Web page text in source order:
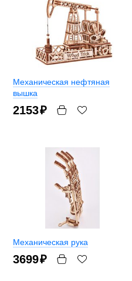
Механическая нефтяная
вышка
2153₽
Механическая рука
3699₽